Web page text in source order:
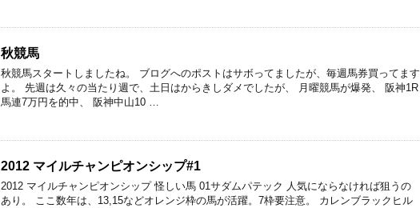
秋競馬
秋競馬スタートしましたね。 ブログへのポストはサボってましたが、毎週馬券買ってます
よ。 先週は久々の当たり週で、土日はからきしダメでしたが、 月曜競馬が爆発、 阪神1R
馬連7万円を的中、 阪神中山10 …
2012 マイルチャンピオンシップ#1
2012 マイルチャンピオンシップ 怪しい馬 01サダムパテック 人気にならなければ狙うの
あり。 ここ数年は、13,15などオレンジ枠の馬が活躍。7枠要注意。 カレンブラックヒル